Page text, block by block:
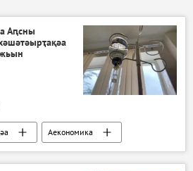
Аԥсны
Аекономика